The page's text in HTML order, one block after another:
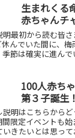
生まれく
赤ちゃんチ
最初から読む皆
んでいた間に、
節は確実に進ん
100人赤ち
第３子誕生
明はこちらから
間限定イベントも
きたいとは思っ